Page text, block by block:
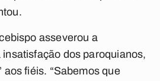
asseverou a
dos paroquianos,
aos fiéis. “Sabemos que